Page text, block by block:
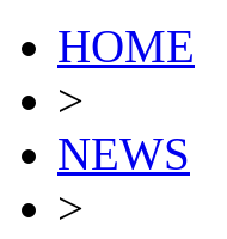
HOME
>
NEWS
>